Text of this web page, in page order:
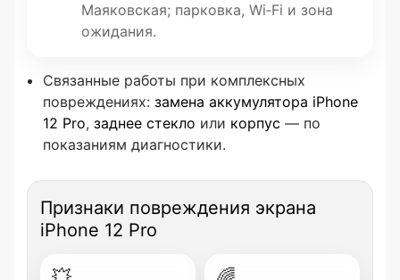
Маяковская; парковка, Wi‑Fi и зона
ожидания.
Связанные работы при комплексных
повреждениях: замена аккумулятора iPhone
12 Pro, заднее стекло или корпус — по
показаниям диагностики.
Признаки повреждения экрана
iPhone 12 Pro